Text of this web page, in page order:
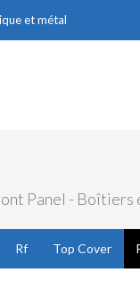
et métal
Panel -
Rf Top Cover